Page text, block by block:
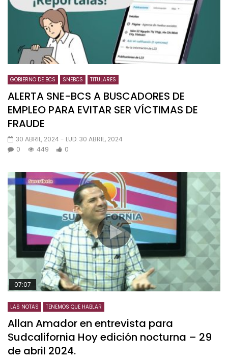
GOBIERNO DE BCS SNEBCS TITULARES
ALERTA SNE-BCS A BUSCADORES DE
EMPLEO PARA EVITAR SER VÍCTIMAS DE
FRAUDE
30 ABRIL, 2024 - LUD: 30 ABRIL, 2024
0
449 0
07:07
LAS NOTAS TENEMOS QUE HABLAR
Allan Amador en entrevista para
Sudcalifornia Hoy edición nocturna – 29
de abril 2024.